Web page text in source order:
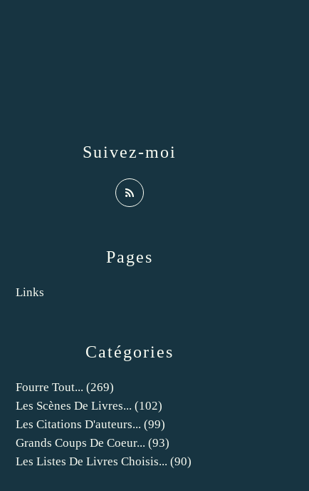
Catégories
Fourre Tout... (269)
Les Scènes De Livres... (102)
Les Citations D'auteurs... (99)
Grands Coups De Coeur... (93)
Les Listes De Livres Choisis... (90)
Pages
Links
Suivez-moi